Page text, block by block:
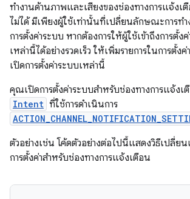
ทำงานด้านภาพและเสียงของช่องทางการแจ้งเ
ไม่ได้ มีเพียงผู้ใช้เท่านั้นที่เปลี่ยนลักษณะการทำ
การตั้งค่าระบบ หากต้องการให้ผู้ใช้เข้าถึงการตั้ง
เหล่านี้ได้อย่างรวดเร็ว ให้เพิ่มรายการในการตั้ง
เปิดการตั้งค่าระบบเหล่านี้
คุณเปิดการตั้งค่าระบบสำหรับช่องทางการแจ้งเ
Intent ที่ใช้การดำเนินการ
ตัวอย่างเช่น โค้ดตัวอย่างต่อไปนี้แสดงวิธีเปลี่ยน
การตั้งค่าสำหรับช่องทางการแจ้งเตือน